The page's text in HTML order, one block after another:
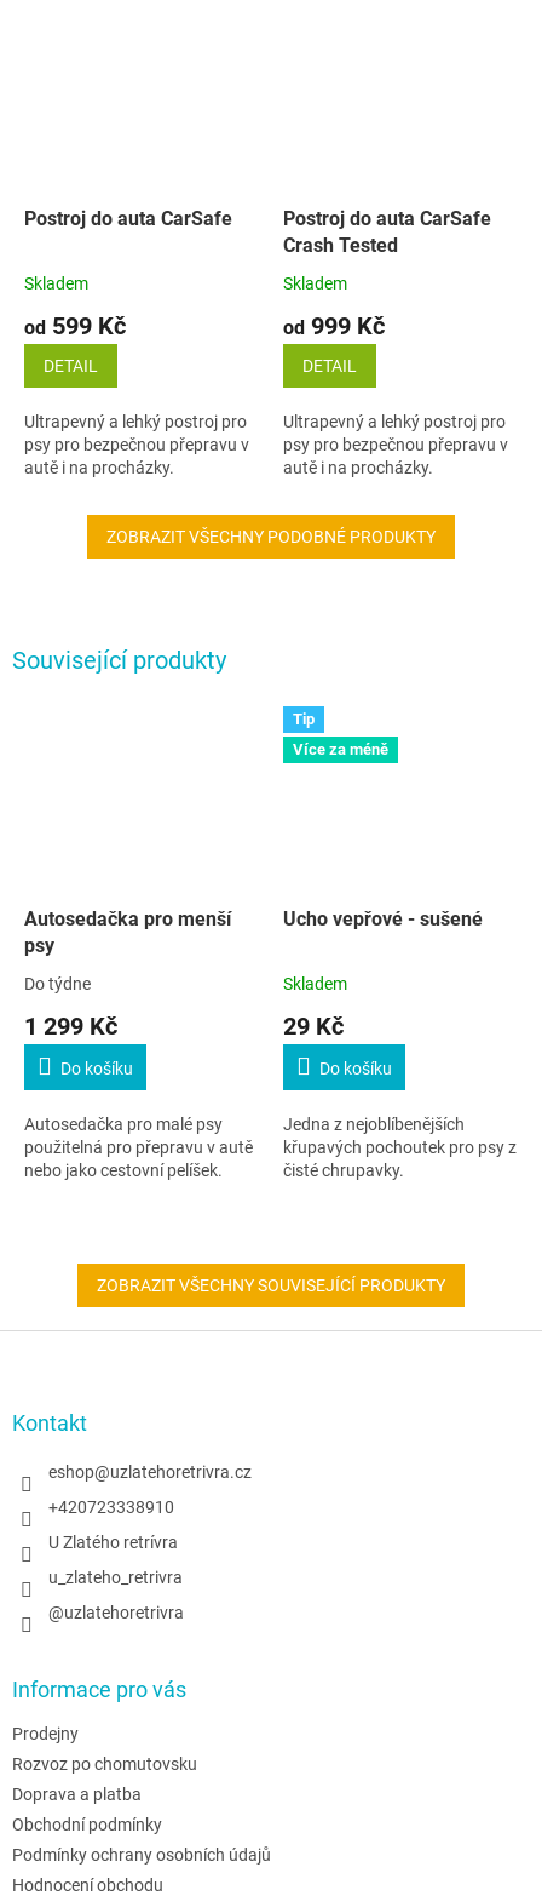
Související produkty
Autosedačka pro menší
psy
Do týdne
1 299 Kč
Do košíku
Autosedačka pro malé psy
použitelná pro přepravu v autě
nebo jako cestovní pelíšek.
Tip
Více za méně
Ucho vepřové - sušené
Skladem
29 Kč
Do košíku
Jedna z nejoblíbenějších
křupavých pochoutek pro psy z
čisté chrupavky.
ZOBRAZIT VŠECHNY SOUVISEJÍCÍ PRODUKTY
Postroj do auta CarSafe
Skladem
od 599 Kč
DETAIL
Ultrapevný a lehký postroj pro
psy pro bezpečnou přepravu v
autě i na procházky.
Postroj do auta CarSafe
Crash Tested
Skladem
od 999 Kč
DETAIL
Ultrapevný a lehký postroj pro
psy pro bezpečnou přepravu v
autě i na procházky.
ZOBRAZIT VŠECHNY PODOBNÉ PRODUKTY
Kontakt
eshop@uzlatehoretrivra.cz
+420723338910
U Zlatého retrívra
u_zlateho_retrivra
@uzlatehoretrivra
Informace pro vás
Prodejny
Rozvoz po chomutovsku
Doprava a platba
Obchodní podmínky
Podmínky ochrany osobních údajů
Hodnocení obchodu